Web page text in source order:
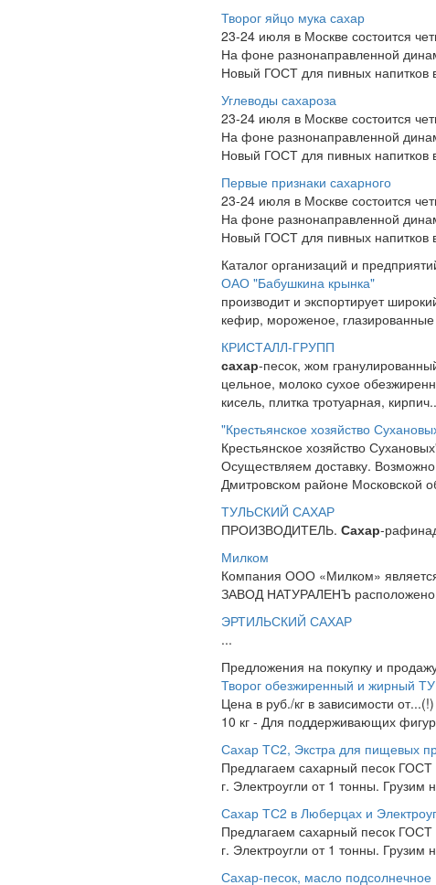
Творог яйцо мука сахар
23-24 июля в Москве состоится
На фоне разнонаправленной
Новый ГОСТ для пивных напитков
Углеводы сахароза
23-24 июля в Москве состоится
На фоне разнонаправленной
Новый ГОСТ для пивных напитков
Первые признаки сахарного
23-24 июля в Москве состоится
На фоне разнонаправленной
Новый ГОСТ для пивных напитков
Каталог организаций и
ОАО "Бабушкина крынка"
производит и экспортирует
кефир, мороженое,
КРИСТАЛЛ-ГРУПП
сахар-песок, жом
цельное, молоко сухое
кисель, плитка тротуарная,
"Крестьянское хозяйство
Крестьянское хозяйство
Осуществляем доставку.
Дмитровском районе Московской
ТУЛЬСКИЙ САХАР
ПРОИЗВОДИТЕЛЬ. Сахар-
Милком
Компания ООО «Милком»
ЗАВОД НАТУРАЛЕНЪ расположено в
ЭРТИЛЬСКИЙ САХАР
...
Предложения на покупку и
Творог обезжиренный и жирный
Цена в руб./кг в зависимости
10 кг - Для поддерживающих
Сахар ТС2, Экстра для пищевых
Предлагаем сахарный песок
г. Электроугли от 1 тонны.
Сахар ТС2 в Люберцах и
Предлагаем сахарный песок
г. Электроугли от 1 тонны.
Сахар-песок, масло подсолнечное